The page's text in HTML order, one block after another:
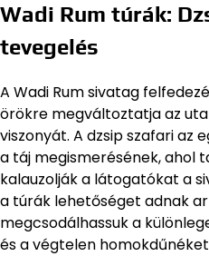
Wadi Rum túrák:
tevegelés
A Wadi Rum sivatag
örökre megváltoztatja az
viszonyát. A dzsip szafari az
a táj megismerésének, ahol
kalauzolják a látogatókat a
a túrák lehetőséget adnak
megcsodálhassuk a
és a végtelen